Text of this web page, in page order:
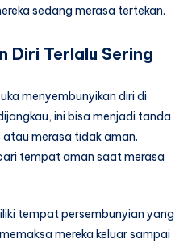
sedang merasa tertekan.
Diri Terlalu Sering
menyembunyikan diri di
ini bisa menjadi tanda
merasa tidak aman.
tempat aman saat merasa
tempat persembunyian yang
mereka keluar sampai